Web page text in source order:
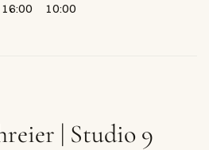
16:00 10:00
| Studio 9